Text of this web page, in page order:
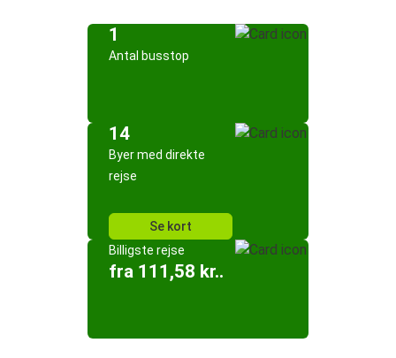
1
Antal busstop
14
Byer med direkte
rejse
Se kort
Billigste rejse
fra 111,58 kr..